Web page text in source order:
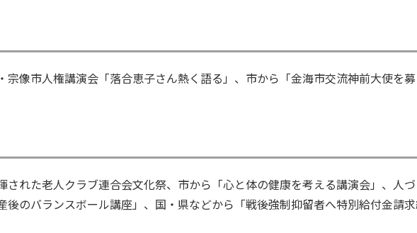
宗像市人権講演会「落合恵子さん熱く語る」、市から「金海市交流神前大使を募
された老人クラブ連合会文化祭、市から「心と体の健康を考える講演会」、人
後のバランスボール講座」、国・県などから「戦後強制抑留者へ特別給付金請